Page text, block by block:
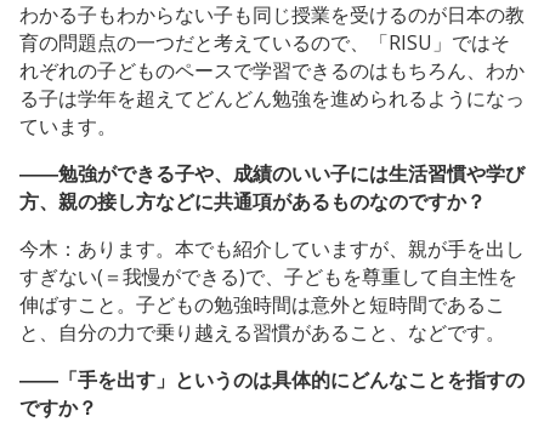
わかる子もわからない子も同じ授業を受けるのが日本の教
育の問題点の一つだと考えているので、「RISU」ではそ
れぞれの子どものペースで学習できるのはもちろん、わか
る子は学年を超えてどんどん勉強を進められるようになっ
ています。
――勉強ができる子や、成績のいい子には生活習慣や学び
方、親の接し方などに共通項があるものなのですか？
今木：あります。本でも紹介していますが、親が手を出し
すぎない(＝我慢ができる)で、子どもを尊重して自主性を
伸ばすこと。子どもの勉強時間は意外と短時間であるこ
と、自分の力で乗り越える習慣があること、などです。
――「手を出す」というのは具体的にどんなことを指すの
ですか？